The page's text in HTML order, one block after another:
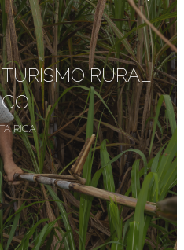
RURAL
RICA